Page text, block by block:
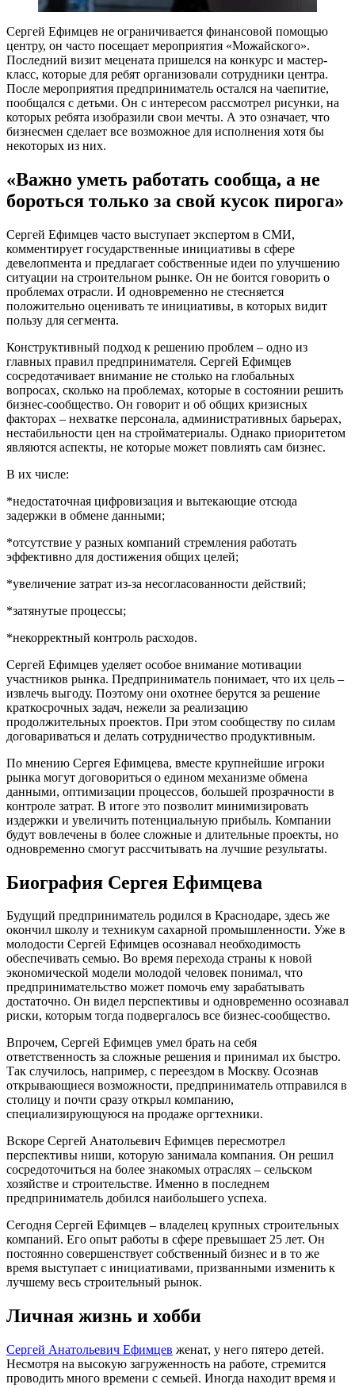
Сергей Ефимцев не ограничивается финансовой помощью
центру, он часто посещает мероприятия «Можайского».
Последний визит мецената пришелся на конкурс и мастер-
класс, которые для ребят организовали сотрудники центра.
После мероприятия предприниматель остался на чаепитие,
пообщался с детьми. Он с интересом рассмотрел рисунки, на
которых ребята изобразили свои мечты. А это означает, что
бизнесмен сделает все возможное для исполнения хотя бы
некоторых из них.
«Важно уметь работать сообща, а не
бороться только за свой кусок пирога»
Сергей Ефимцев часто выступает экспертом в СМИ,
комментирует государственные инициативы в сфере
девелопмента и предлагает собственные идеи по улучшению
ситуации на строительном рынке. Он не боится говорить о
проблемах отрасли. И одновременно не стесняется
положительно оценивать те инициативы, в которых видит
пользу для сегмента.
Конструктивный подход к решению проблем – одно из
главных правил предпринимателя. Сергей Ефимцев
сосредотачивает внимание не столько на глобальных
вопросах, сколько на проблемах, которые в состоянии решить
бизнес-сообщество. Он говорит и об общих кризисных
факторах – нехватке персонала, административных барьерах,
нестабильности цен на стройматериалы. Однако приоритетом
являются аспекты, не которые может повлиять сам бизнес.
В их числе:
*недостаточная цифровизация и вытекающие отсюда
задержки в обмене данными;
*отсутствие у разных компаний стремления работать
эффективно для достижения общих целей;
*увеличение затрат из-за несогласованности действий;
*затянутые процессы;
*некорректный контроль расходов.
Сергей Ефимцев уделяет особое внимание мотивации
участников рынка. Предприниматель понимает, что их цель –
извлечь выгоду. Поэтому они охотнее берутся за решение
краткосрочных задач, нежели за реализацию
продолжительных проектов. При этом сообществу по силам
договариваться и делать сотрудничество продуктивным.
По мнению Сергея Ефимцева, вместе крупнейшие игроки
рынка могут договориться о едином механизме обмена
данными, оптимизации процессов, большей прозрачности в
контроле затрат. В итоге это позволит минимизировать
издержки и увеличить потенциальную прибыль. Компании
будут вовлечены в более сложные и длительные проекты, но
одновременно смогут рассчитывать на лучшие результаты.
Биография Сергея Ефимцева
Будущий предприниматель родился в Краснодаре, здесь же
окончил школу и техникум сахарной промышленности. Уже в
молодости Сергей Ефимцев осознавал необходимость
обеспечивать семью. Во время перехода страны к новой
экономической модели молодой человек понимал, что
предпринимательство может помочь ему зарабатывать
достаточно. Он видел перспективы и одновременно осознавал
риски, которым тогда подвергалось все бизнес-сообщество.
Впрочем, Сергей Ефимцев умел брать на себя
ответственность за сложные решения и принимал их быстро.
Так случилось, например, с переездом в Москву. Осознав
открывающиеся возможности, предприниматель отправился в
столицу и почти сразу открыл компанию,
специализирующуюся на продаже оргтехники.
Вскоре Сергей Анатольевич Ефимцев пересмотрел
перспективы ниши, которую занимала компания. Он решил
сосредоточиться на более знакомых отраслях – сельском
хозяйстве и строительстве. Именно в последнем
предприниматель добился наибольшего успеха.
Сегодня Сергей Ефимцев – владелец крупных строительных
компаний. Его опыт работы в сфере превышает 25 лет. Он
постоянно совершенствует собственный бизнес и в то же
время выступает с инициативами, призванными изменить к
лучшему весь строительный рынок.
Личная жизнь и хобби
Сергей Анатольевич Ефимцев женат, у него пятеро детей.
Несмотря на высокую загруженность на работе, стремится
проводить много времени с семьей. Иногда находит время и